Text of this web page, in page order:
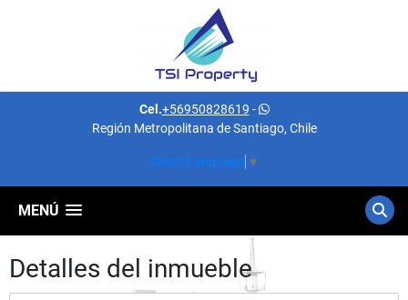
Cel.+56950828619 -
Región Metropolitana de Santiago, Chile
Select Language ▼
MENÚ
Detalles del inmueble